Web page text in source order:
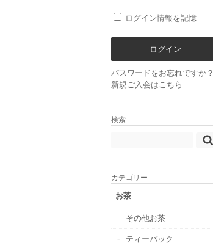
ログイン情報を記憶
パスワードをお忘れですか？
新規ご入会はこちら
検索
カテゴリー
お茶
その他お茶
ティーバック